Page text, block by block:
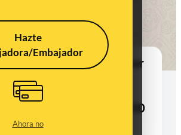
Hazte
Embajador
Ahora no
15 niños ingresados por
en el Hospital Infanta
ni otros tres en el
Talavera, a fecha de 30